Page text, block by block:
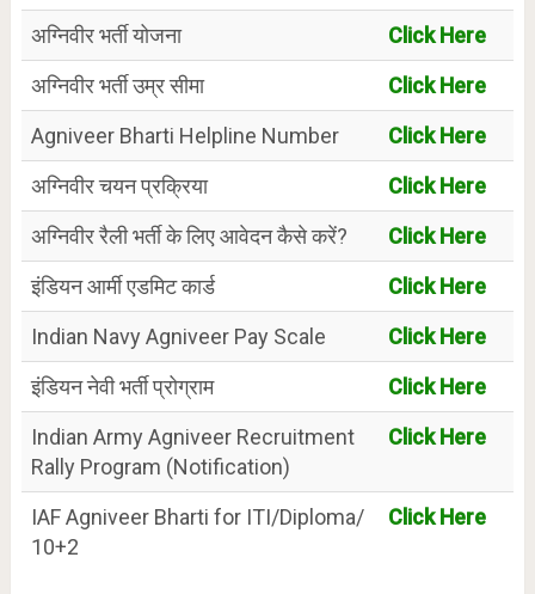
अग्निवीर भर्ती योजना
Click Here
अग्निवीर भर्ती उम्र सीमा
Click Here
Agniveer Bharti Helpline Number
Click Here
अग्निवीर चयन प्रक्रिया
Click Here
अग्निवीर रैली भर्ती के लिए आवेदन कैसे करें?
Click Here
इंडियन आर्मी एडमिट कार्ड
Click Here
Indian Navy Agniveer Pay Scale
Click Here
इंडियन नेवी भर्ती प्रोग्राम
Click Here
Indian Army Agniveer Recruitment
Rally Program (Notification)
Click Here
IAF Agniveer Bharti for ITI/Diploma/
10+2
Click Here